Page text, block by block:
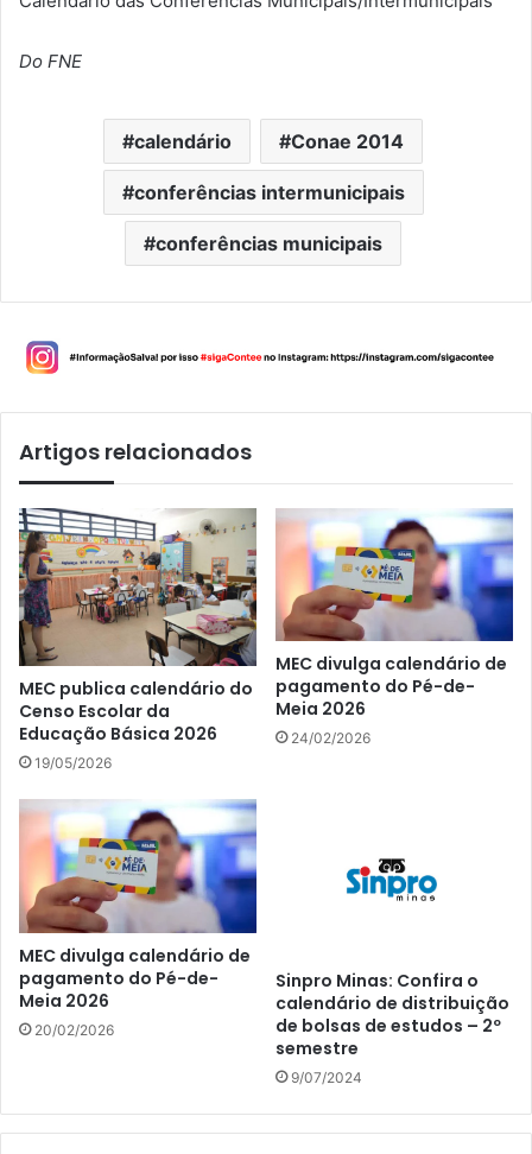
Do FNE
calendário Conae 2014
conferências intermunicipais
conferências municipais
Artigos relacionados
MEC publica calendário do
Censo Escolar da
Educação Básica 2026
19/05/2026
MEC divulga calendário de
pagamento do Pé-de-
Meia 2026
24/02/2026
MEC divulga calendário de
pagamento do Pé-de-
Meia 2026
20/02/2026
Sinpro Minas: Confira o
calendário de distribuição
de bolsas de estudos – 2º
semestre
9/07/2024